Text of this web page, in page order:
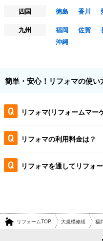
四国
徳島 香川
九州
福岡 佐賀
沖縄
簡単・安心！リフォマの使い
リフォマ(リフォームマー
リフォマの利用料金は？
リフォマを通してリフォ
リフォームTOP 大規模修繕 福